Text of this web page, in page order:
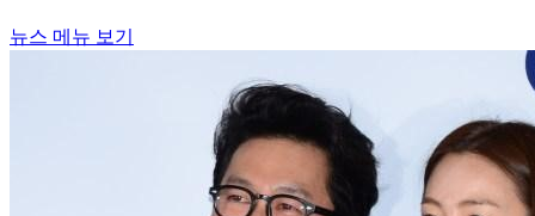
뉴스 메뉴 보기